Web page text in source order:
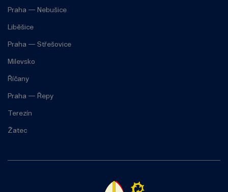
Praha — Nebušice
Liběšice
Praha — Střešovice
Milevsko
Říčany
Praha — Řepy
Terezín
Žatec